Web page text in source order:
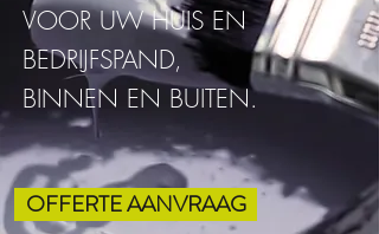
VOOR UW HUIS EN
BEDRIJFSPAND,
BINNEN EN BUITEN.
OFFERTE AANVRAAG